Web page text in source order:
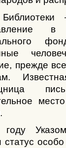
в
прежде
статус